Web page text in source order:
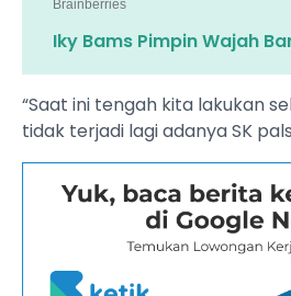
Iky Bams Pimpin Wajah
​“Saat ini tengah kita lakukan
tidak terjadi lagi adanya SK